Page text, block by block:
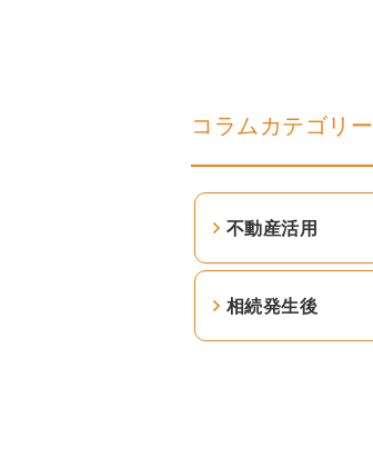
コラムカテゴリー
不動産活用
相続発生後